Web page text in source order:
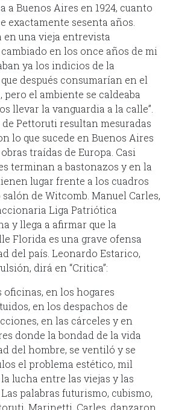
a Buenos Aires en 1924, cuanto
exactamente sesenta años.
en una vieja entrevista
en los once años de mi
ya los indicios de la
después consumarían en el
el ambiente se caldeaba
llevar la vanguardia a la calle”.
Pettoruti resultan mesuradas
lo que sucede en Buenos Aires
traídas de Europa. Casi
terminan a bastonazos y en la
lugar frente a los cuadros
de Witcomb. Manuel Carles,
Liga Patriótica
y llega a afirmar que la
Florida es una grave ofensa
del país. Leonardo Estarico,
dirá en “Critica”:
oficinas, en los hogares
en los despachos de
en las cárceles y en
donde la bondad de la vida
del hombre, se ventiló y se
el problema estético, mil
lucha entre las viejas y las
palabras futurismo, cubismo,
Marinetti, Carles, danzaron